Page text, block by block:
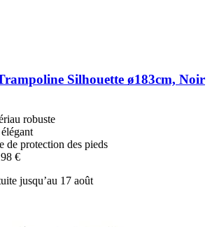
Silhouette ø183cm, Noir
robuste
de protection des pieds
€
jusqu’au 17 août